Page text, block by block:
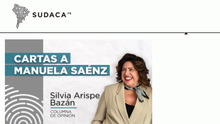
Skip
contentreconocimiento ima sumaq